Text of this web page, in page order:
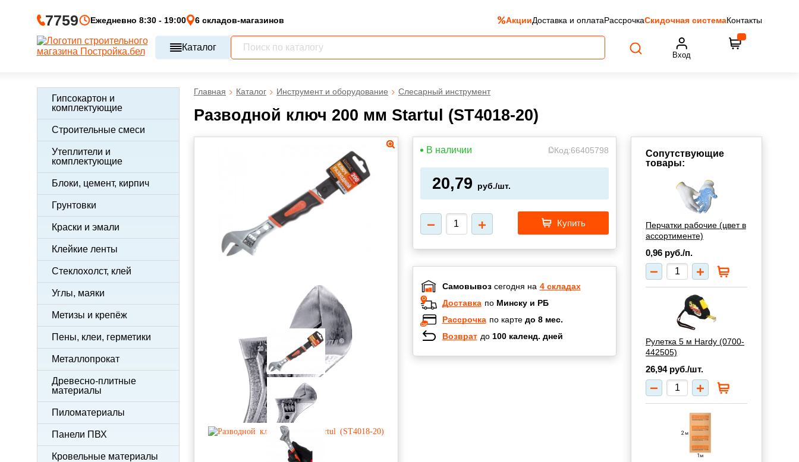
7759 Ежедневно 8:30 - 19:00 6 складов-магазинов АкцииДоставка и оплатаРассрочкаСкидочная системаКонтакты
Каталог
Вход
Гипсокартон и
комплектующие
Строительные смеси
Утеплители и
комплектующие
Блоки, цемент, кирпич
Грунтовки
Краски и эмали
Клейкие ленты
Стеклохолст, клей
Углы, маяки
Метизы и крепёж
Пены, клеи, герметики
Металлопрокат
Древесно-плитные
материалы
Пиломатериалы
Панели ПВХ
Кровельные материалы
Главная Каталог Инструмент и оборудование Слесарный инструмент
Разводной ключ 200 мм Startul (ST4018-20)
В наличии Код:66405798
20,79 руб./шт.
Купить
Самовывозсегодня на 4 складах
Доставка по Минску и РБ
Рассрочка по карте до 8 мес.
Возврат до 100 календ. дней
Сопутствующие
товары:
Перчатки рабочие (цвет в
ассортименте)
0,96 руб./п.
Рулетка 5 м Hardy (0700-
442505)
26,94 руб./шт.